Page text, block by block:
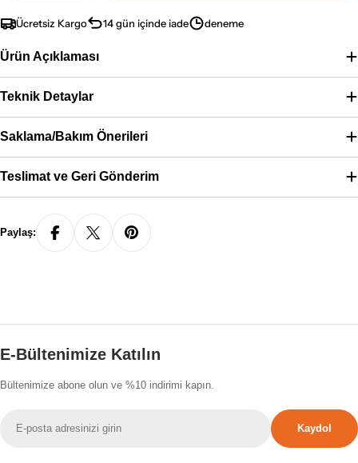
Ücretsiz Kargo 14 gün içinde iade deneme
Ürün Açıklaması
Teknik Detaylar
Saklama/Bakım Önerileri
Teslimat ve Geri Gönderim
Paylaş:
E-Bültenimize Katılın
Bültenimize abone olun ve %10 indirimi kapın.
posta
Kaydol